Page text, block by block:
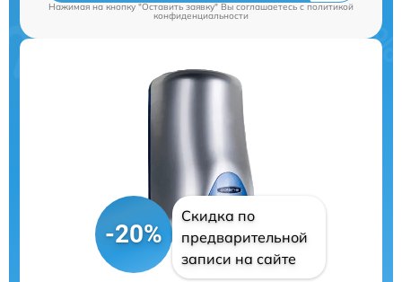
Нажимая на кнопку "Оставить заявку" Вы соглашаетесь cполитикой
конфиденциальности
-20%
Скидка по
предварительной
записи на сайте